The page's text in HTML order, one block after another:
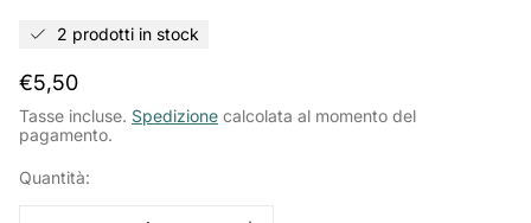
2 prodotti in stock
Prezzo
normale
€5,50
Tasse incluse. Spedizione calcolata al momento del
pagamento.
Quantità: